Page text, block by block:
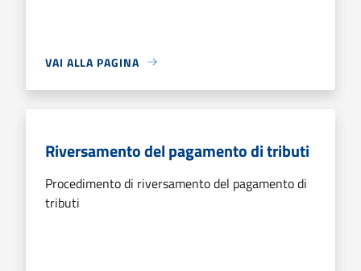
VAI ALLA PAGINA
Riversamento del pagamento di tributi
Procedimento di riversamento del pagamento di
tributi